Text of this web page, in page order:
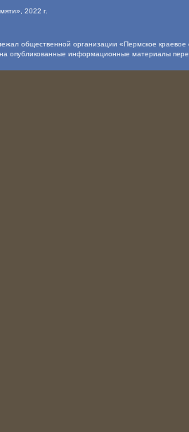
, 2022 г.
общественной организации «Пермское
на опубликованные информационные материалы